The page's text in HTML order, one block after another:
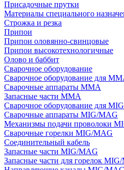
Присадочные прутки
Материалы специального
Строжка и резка
Припои
Припои оловянно-свинцовые
Припои высокотехнологичные
Олово и баббит
Сварочное оборудование
Сварочное оборудование для
Сварочные аппараты MMA
Запасные части MMA
Сварочное оборудование для
Сварочные аппараты MIG/MAG
Механизмы подачи проволоки
Сварочные горелки MIG/MAG
Соединительный кабель
Запасные части MIG/MAG
Запасные части для горелок